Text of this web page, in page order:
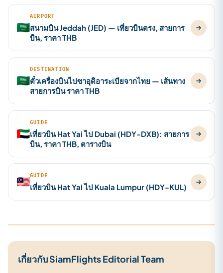
🇸🇦
AIRPORT
สนามบิน Jeddah (JED) — เที่ยวบินตรง, สายการ
บิน, ราคา THB
🇸🇦
DESTINATION
ตั๋วเครื่องบินไปซาอุดิอาระเบียจากไทย — เส้นทาง
สายการบิน ราคา THB
🇦🇪
GUIDE
เที่ยวบิน Hat Yai ไป Dubai (HDY-DXB): สายการ
บิน, ราคา THB, ตารางบิน
🇲🇾GUIDE
เที่ยวบิน Hat Yai ไป Kuala Lumpur (HDY-KUL)
เกี่ยวกับ SiamFlights Editorial Team